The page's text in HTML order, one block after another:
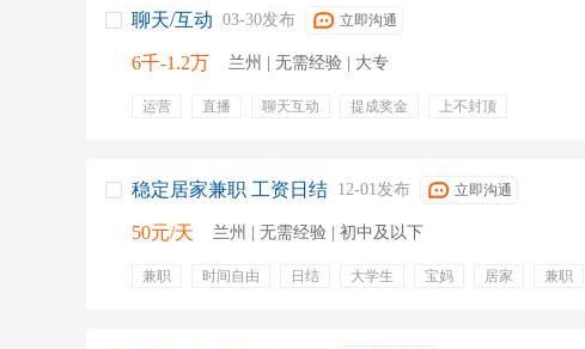
聊天/互动 03-30发布 立即沟通
6千-1.2万 兰州 | 无需经验 | 大专
运营 直播 聊天互动 提成奖金 上不封顶
稳定居家兼职 工资日结 12-01发布 立即沟通
50元/天 兰州 | 无需经验 | 初中及以下
兼职 时间自由 日结 大学生 宝妈 居家 兼职